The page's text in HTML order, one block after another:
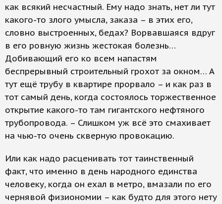
как всякий несчастный. Ему надо знать, нет ли тут
какого-то злого умысла, заказа – в этих его,
словно выстроенных, бедах? Ворвавшаяся вдруг
в его ровную жизнь жестокая болезнь…
Добивающий его ко всем напастям
беспрерывный строительный грохот за окном… А
тут ещё трубу в квартире прорвало – и как раз в
тот самый день, когда состоялось торжественное
открытие какого-то там гигантского нефтяного
трубопровода. – Слишком уж всё это смахивает
на чью-то очень скверную провокацию.
Или как надо расценивать тот таинственный
факт, что именно в день народного единства
человеку, когда он ехал в метро, вмазали по его
чернявой физиономии – как будто для этого нету